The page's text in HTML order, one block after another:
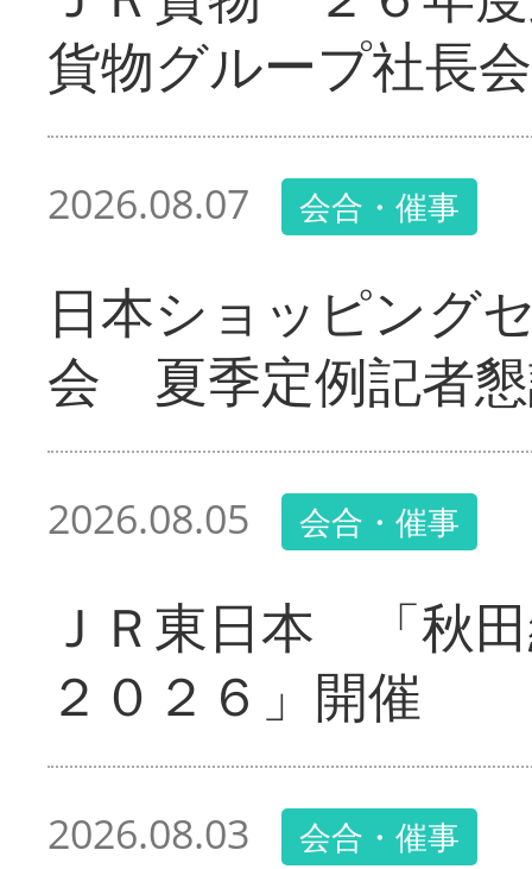
貨物グループ社長
2026.08.07 会合・催事
日本ショッピング
会 夏季定例記者
2026.08.05 会合・催事
ＪＲ東日本 「秋
２０２６」開催
2026.08.03 会合・催事